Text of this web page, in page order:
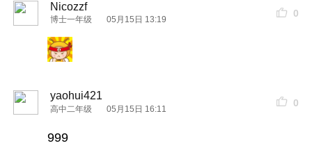
Nicozzf
博士一年级 05月15日 13:19
0
yaohui421
高中二年级 05月15日 16:11
0
999